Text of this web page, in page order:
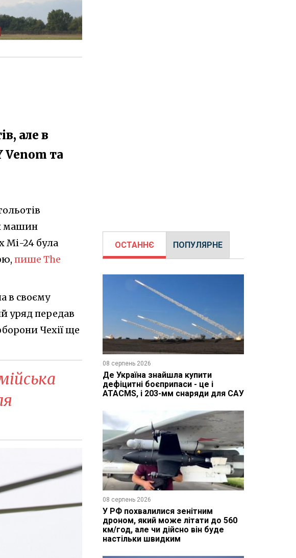
але в
та
машин
Мі-24 була
пише The
в своєму
уряд передав
Чехії ще
ОСТАННЄ ПОПУЛЯРНЕ
08 серпень 2026
Де Україна знайшла купити
дефіцитні боєприпаси - це і
ATACMS, і 203-мм снаряди для САУ
08 серпень 2026
У РФ похвалилися зенітним
дроном, який може літати до 560
км/год, але чи дійсно він буде
настільки швидким